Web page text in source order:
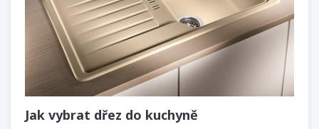
Jak vybrat dřez do kuchyně